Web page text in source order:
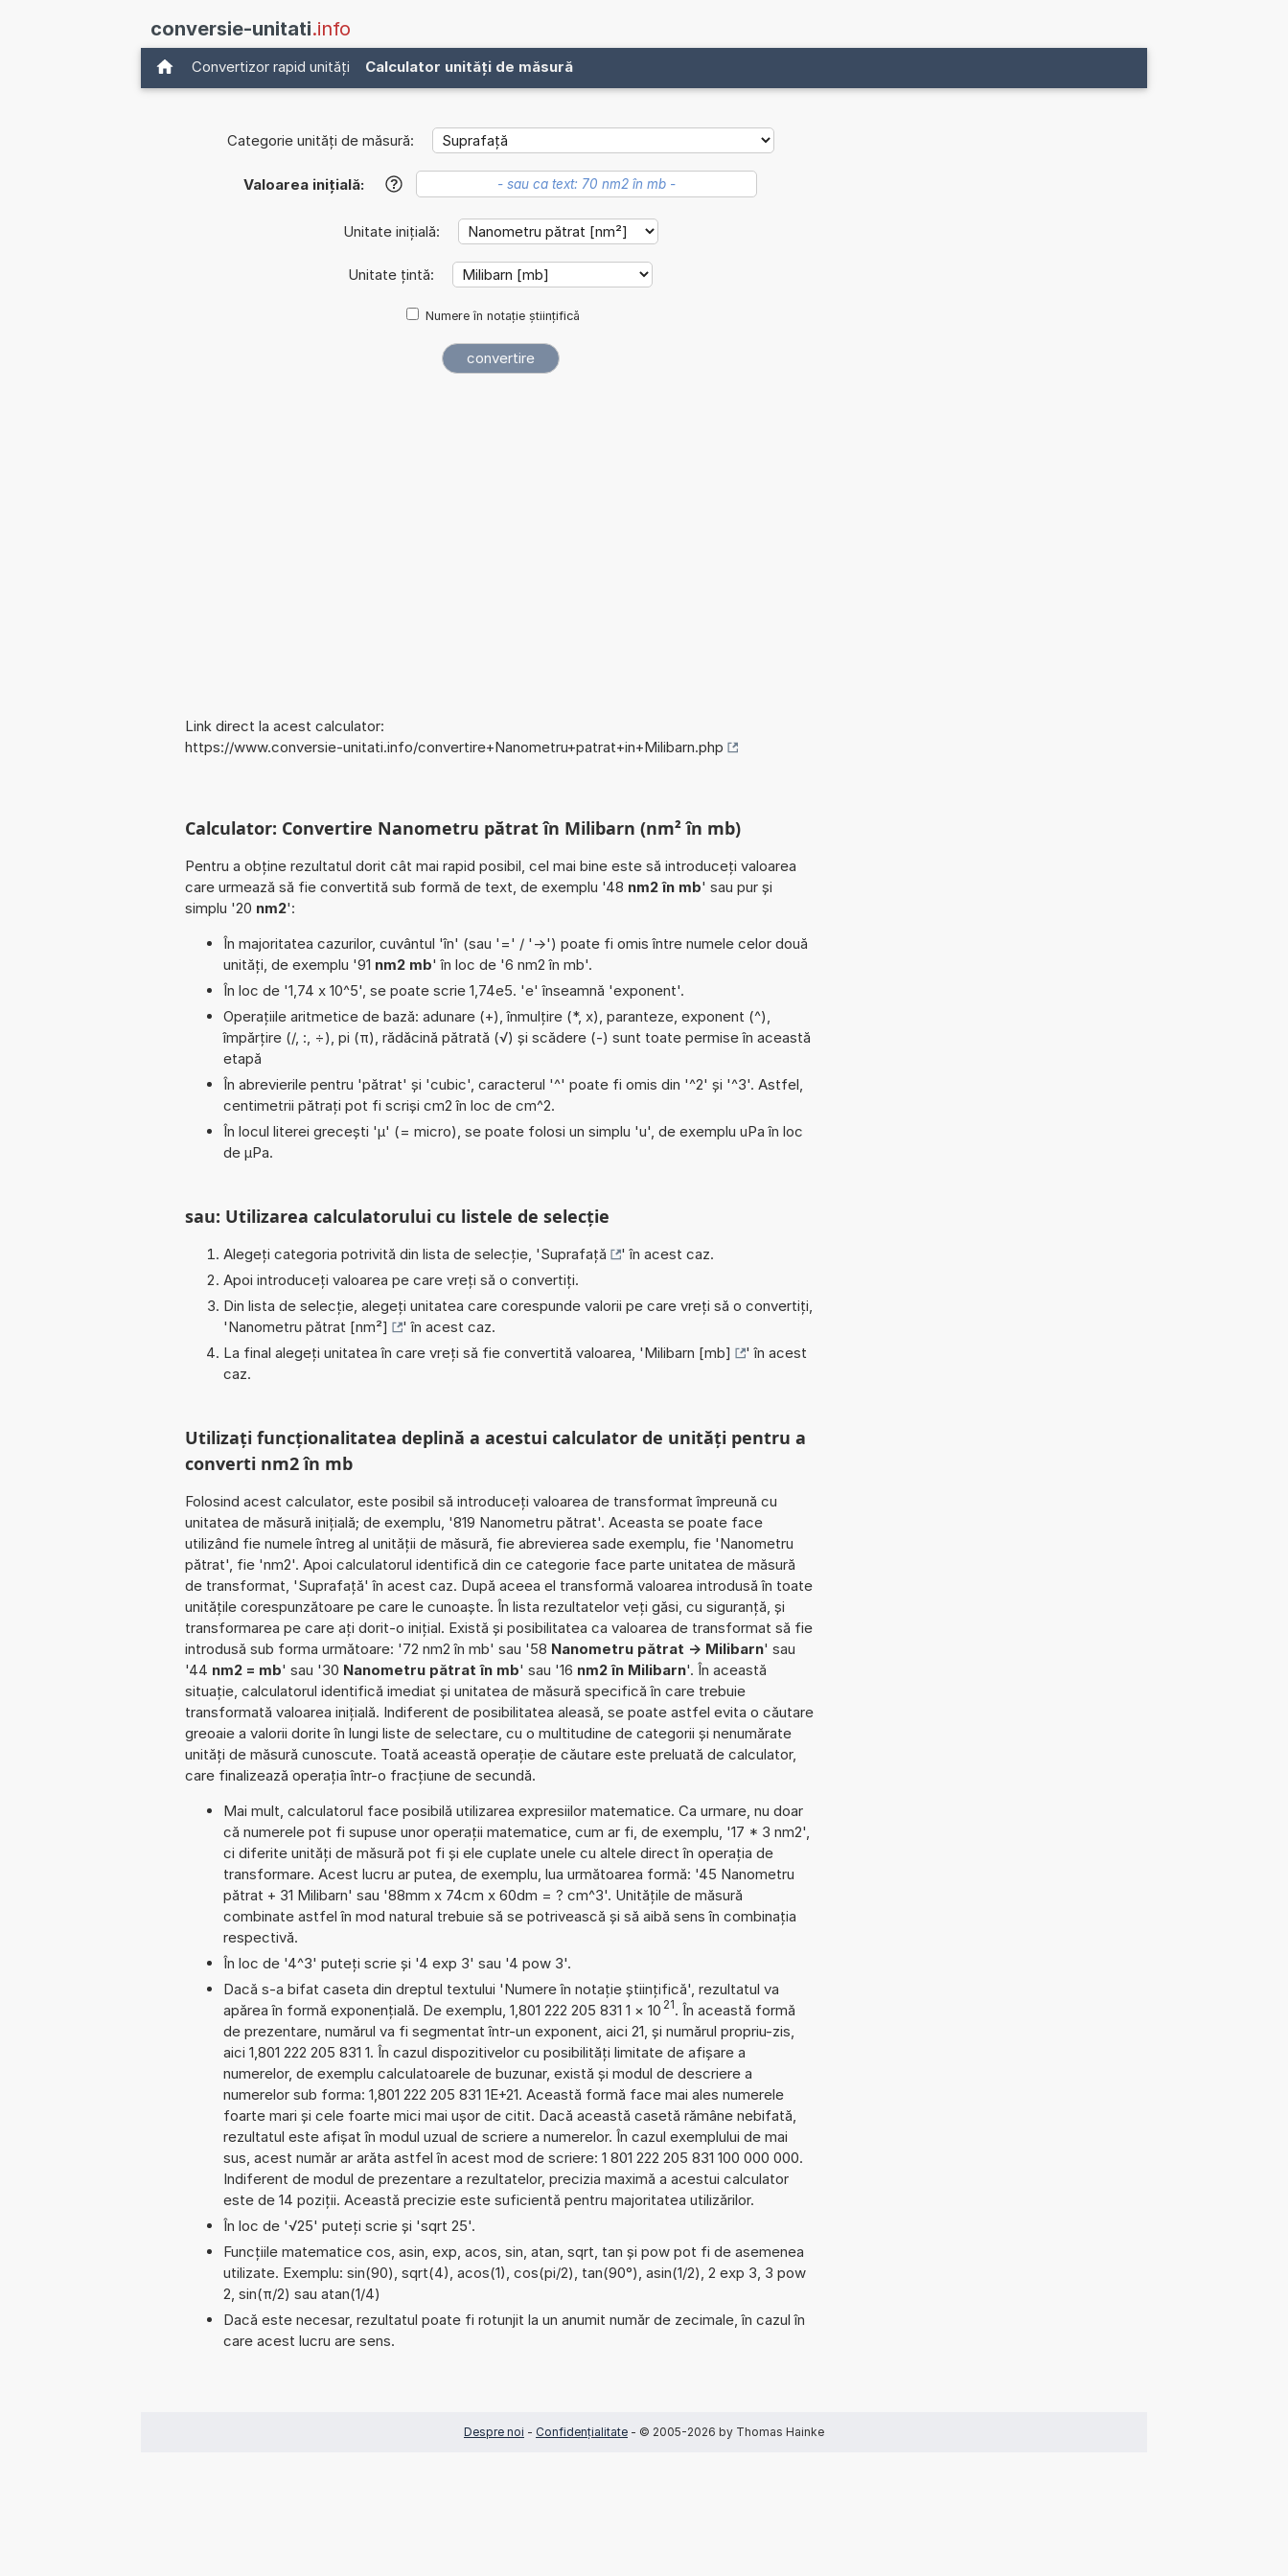
conversie-unitati.info
Convertizor rapid unități Calculator unități de măsură
Categorie unități de măsură:
Valoarea inițială: ?
Unitate inițială:
Unitate țintă:
Numere în notație științifică
Link direct la acest calculator:
https://www.conversie-unitati.info/convertire+Nanometru+patrat+in+Milibarn.php
Calculator: Convertire Nanometru pătrat în Milibarn (nm² în mb)
Pentru a obține rezultatul dorit cât mai rapid posibil, cel mai bine este să introduceți valoarea
care urmează să fie convertită sub formă de text, de exemplu '48 nm2 în mb' sau pur și
simplu '20 nm2':
În majoritatea cazurilor, cuvântul 'în' (sau '=' / '->') poate fi omis între numele celor două
unități, de exemplu '91 nm2 mb' în loc de '6 nm2 în mb'.
În loc de '1,74 x 10^5', se poate scrie 1,74e5. 'e' înseamnă 'exponent'.
Operațiile aritmetice de bază: adunare (+), înmulțire (*, x), paranteze, exponent (^),
împărțire (/, :, ÷), pi (π), rădăcină pătrată (√) și scădere (-) sunt toate permise în această
etapă
În abrevierile pentru 'pătrat' și 'cubic', caracterul '^' poate fi omis din '^2' și '^3'. Astfel,
centimetrii pătrați pot fi scriși cm2 în loc de cm^2.
În locul literei grecești 'µ' (= micro), se poate folosi un simplu 'u', de exemplu uPa în loc
de µPa.
sau: Utilizarea calculatorului cu listele de selecție
Alegeți categoria potrivită din lista de selecție, 'Suprafață
' în acest caz.
Apoi introduceți valoarea pe care vreți să o convertiți.
Din lista de selecție, alegeți unitatea care corespunde valorii pe care vreți să o convertiți,
'Nanometru pătrat [nm²]
' în acest caz.
La final alegeți unitatea în care vreți să fie convertită valoarea, 'Milibarn [mb]
' în acest
caz.
Utilizați funcționalitatea deplină a acestui calculator de unități pentru a
converti nm2 în mb
Folosind acest calculator, este posibil să introduceți valoarea de transformat împreună cu
unitatea de măsură inițială; de exemplu, '819 Nanometru pătrat'. Aceasta se poate face
utilizând fie numele întreg al unității de măsură, fie abrevierea sade exemplu, fie 'Nanometru
pătrat', fie 'nm2'. Apoi calculatorul identifică din ce categorie face parte unitatea de măsură
de transformat, 'Suprafață' în acest caz. După aceea el transformă valoarea introdusă în toate
unitățile corespunzătoare pe care le cunoaște. În lista rezultatelor veți găsi, cu siguranță, și
transformarea pe care ați dorit-o inițial. Există și posibilitatea ca valoarea de transformat să fie
introdusă sub forma următoare: '72 nm2 în mb' sau '58 Nanometru pătrat -> Milibarn' sau
'44 nm2 = mb' sau '30 Nanometru pătrat în mb' sau '16 nm2 în Milibarn'. În această
situație, calculatorul identifică imediat și unitatea de măsură specifică în care trebuie
transformată valoarea inițială. Indiferent de posibilitatea aleasă, se poate astfel evita o căutare
greoaie a valorii dorite în lungi liste de selectare, cu o multitudine de categorii și nenumărate
unități de măsură cunoscute. Toată această operație de căutare este preluată de calculator,
care finalizează operația într-o fracțiune de secundă.
Mai mult, calculatorul face posibilă utilizarea expresiilor matematice. Ca urmare, nu doar
că numerele pot fi supuse unor operații matematice, cum ar fi, de exemplu, '17 * 3 nm2',
ci diferite unități de măsură pot fi și ele cuplate unele cu altele direct în operația de
transformare. Acest lucru ar putea, de exemplu, lua următoarea formă: '45 Nanometru
pătrat + 31 Milibarn' sau '88mm x 74cm x 60dm = ? cm^3'. Unitățile de măsură
combinate astfel în mod natural trebuie să se potrivească și să aibă sens în combinația
respectivă.
În loc de '4^3' puteți scrie și '4 exp 3' sau '4 pow 3'.
Dacă s-a bifat caseta din dreptul textului 'Numere în notație științifică', rezultatul va
apărea în formă exponențială. De exemplu, 1,801 222 205 831 1 × 10 21. În această formă
de prezentare, numărul va fi segmentat într-un exponent, aici 21, și numărul propriu-zis,
aici 1,801 222 205 831 1. În cazul dispozitivelor cu posibilități limitate de afișare a
numerelor, de exemplu calculatoarele de buzunar, există și modul de descriere a
numerelor sub forma: 1,801 222 205 831 1E+21. Această formă face mai ales numerele
foarte mari și cele foarte mici mai ușor de citit. Dacă această casetă rămâne nebifată,
rezultatul este afișat în modul uzual de scriere a numerelor. În cazul exemplului de mai
sus, acest număr ar arăta astfel în acest mod de scriere: 1 801 222 205 831 100 000 000.
Indiferent de modul de prezentare a rezultatelor, precizia maximă a acestui calculator
este de 14 poziții. Această precizie este suficientă pentru majoritatea utilizărilor.
În loc de '√25' puteți scrie și 'sqrt 25'.
Funcțiile matematice cos, asin, exp, acos, sin, atan, sqrt, tan și pow pot fi de asemenea
utilizate. Exemplu: sin(90), sqrt(4), acos(1), cos(pi/2), tan(90°), asin(1/2), 2 exp 3, 3 pow
2, sin(π/2) sau atan(1/4)
Dacă este necesar, rezultatul poate fi rotunjit la un anumit număr de zecimale, în cazul în
care acest lucru are sens.
Despre noi - Confidențialitate - © 2005-2026 by Thomas Hainke